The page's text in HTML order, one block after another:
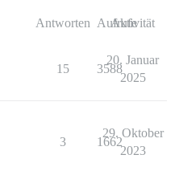
Antworten Aufrufe
Aktivität
15 3588
20. Januar
2025
3 1662
29. Oktober
2023